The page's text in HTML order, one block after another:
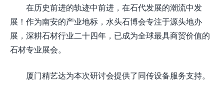
在历史前进的轨迹中前进，在石代发展的潮流中发
展！作为南安的产业地标，水头石博会专注于源头地办
展，深耕石材行业二十四年，已成为全球最具商贸价值的
石材专业展会。
厦门精艺达为本次研讨会提供了同传设备服务支持。